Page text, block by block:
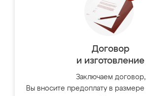
Договор
и изготовление
Заключаем договор,
Вы вносите предоплату в размере